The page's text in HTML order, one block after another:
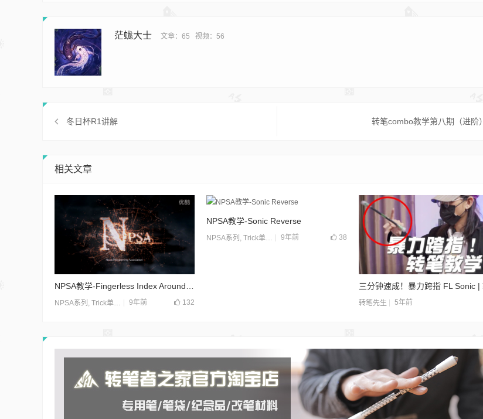
茫蛖大士 文章：65 视频：56
冬日杯R1讲解 转笔combo教学第八期（进阶）
相关文章
NPSA系列 Trick单招 教学
9年前 132
NPSA教学-Sonic Reverse
NPSA系列 ,Trick单招 教学
9年前 38
转笔先生 5年前